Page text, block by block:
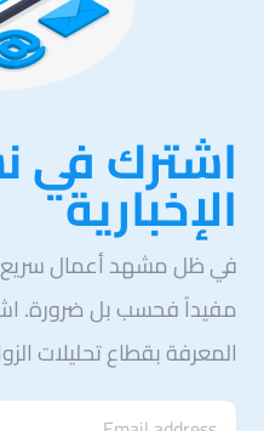
اشترك في
الإخبارية
في ظل مشهد أعمال سريع
مفيداً فحسب بل ضرورة.
المعرفة بقطاع تحليلات